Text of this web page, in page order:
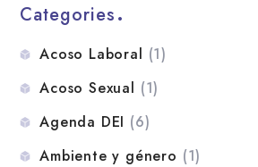
Categories
Acoso Laboral (1)
Acoso Sexual (1)
Agenda DEI (6)
Ambiente y género (1)